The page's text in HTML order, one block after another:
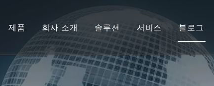
제품 회사 소개 솔루션 서비스 블로그